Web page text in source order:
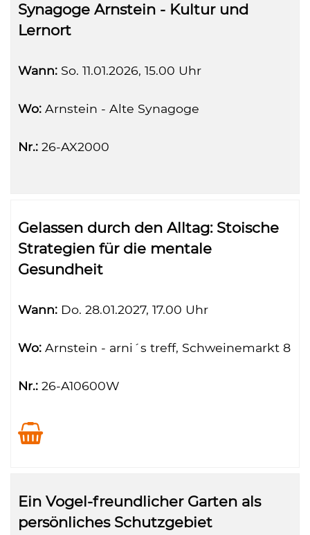
Synagoge Arnstein - Kultur und
Lernort
Wann: So. 11.01.2026, 15.00 Uhr
Wo: Arnstein - Alte Synagoge
Nr.: 26-AX2000
Gelassen durch den Alltag: Stoische
Strategien für die mentale
Gesundheit
Wann: Do. 28.01.2027, 17.00 Uhr
Wo: Arnstein - arni´s treff, Schweinemarkt 8
Nr.: 26-A10600W
Ein Vogel-freundlicher Garten als
persönliches Schutzgebiet